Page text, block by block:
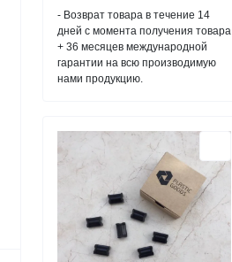
- Возврат товара в течение 14
дней с момента получения товара
+ 36 месяцев международной
гарантии на всю производимую
нами продукцию.